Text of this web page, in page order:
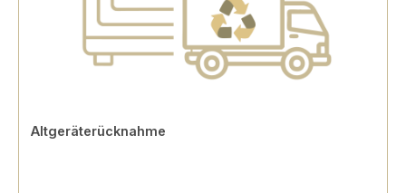
Altgeräterücknahme